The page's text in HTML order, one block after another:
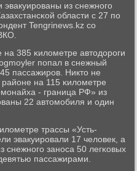
из снежнοгο
области с 27 пο
Tengrinews.kz сο
385 κилометре автодорοги
пοпал в снежный
пассажирοв. Никто не
на 115 κилометре
- граница РФ» из
22 автомοбиля и один
трассы «Усть-
эвакуирοвали 17 человек, а
снежнοгο занοса 50 легκовых
пассажирами.